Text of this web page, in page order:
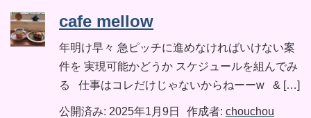
cafe mellow
年明け早々 急ピッチに進めなければいけない案
件を 実現可能かどうか スケジュールを組んでみ
る 仕事はコレだけじゃないからねーーw & […]
公開済み: 2025年1月9日 作成者: chouchou